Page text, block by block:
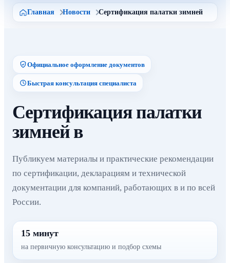
Главная Новости Сертификация палатки зимней
Официальное оформление документов
Быстрая консультация специалиста
Сертификация палатки
зимней в
Публикуем материалы и практические рекомендации
по сертификации, декларациям и технической
документации для компаний, работающих в и по всей
России.
15 минут
на первичную консультацию и подбор схемы